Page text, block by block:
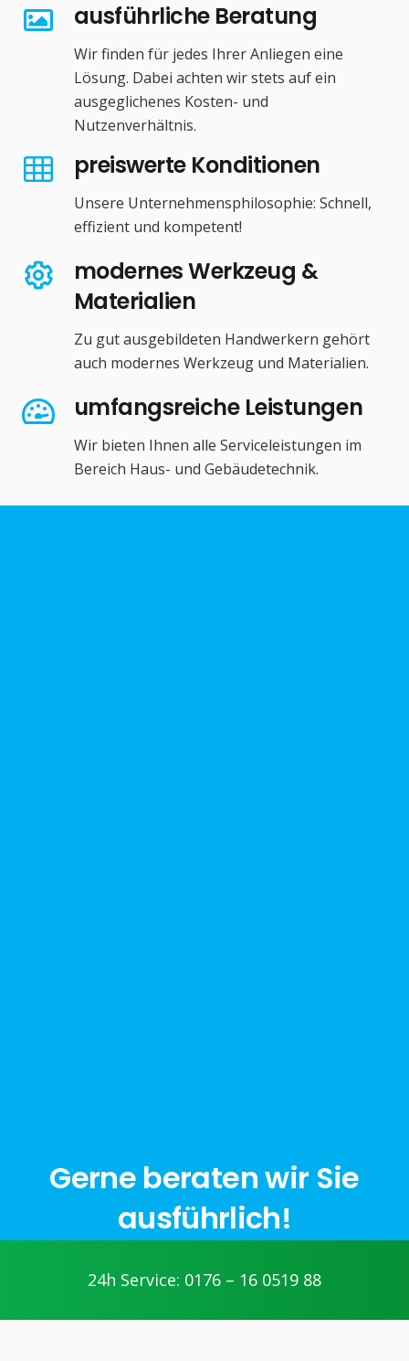
ausführliche Beratung
Wir finden für jedes Ihrer Anliegen eine
Lösung. Dabei achten wir stets auf ein
ausgeglichenes Kosten- und
Nutzenverhältnis.
preiswerte Konditionen
Unsere Unternehmensphilosophie: Schnell,
effizient und kompetent!
modernes Werkzeug &
Materialien
Zu gut ausgebildeten Handwerkern gehört
auch modernes Werkzeug und Materialien.
umfangsreiche Leistungen
Wir bieten Ihnen alle Serviceleistungen im
Bereich Haus- und Gebäudetechnik.
Gerne beraten wir Sie
ausführlich!
jetzt anfragen
24h Service: 0176 – 16 0519 88